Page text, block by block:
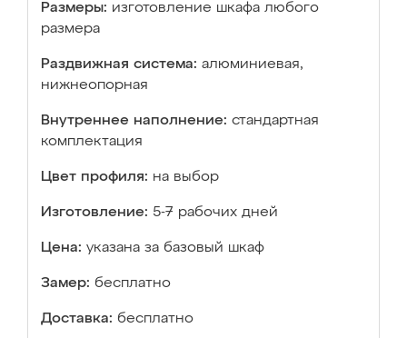
Размеры: изготовление шкафа любого
размера
Раздвижная система: алюминиевая,
нижнеопорная
Внутреннее наполнение: стандартная
комплектация
Цвет профиля: на выбор
Изготовление: 5-7 рабочих дней
Цена: указана за базовый шкаф
Замер: бесплатно
Доставка: бесплатно